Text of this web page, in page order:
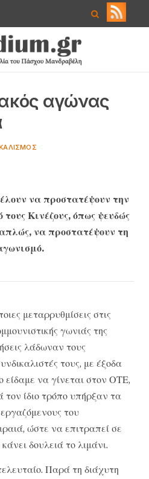
αγώνας
να προστατέψουν την
Κινέζους, όπως ψευδώς
να προστατέψουν τη
μεταρρυθμίσεις στις
γωνιάς της
λάδωναν τους
τους, με έξοδα
να γίνεται στον ΟΤΕ,
ίδιο τρόπο υπήρξαν τα
του
ώστε να επιτραπεί σε
δουλειά το λιμάνι.
Παρά τη διάχυτη